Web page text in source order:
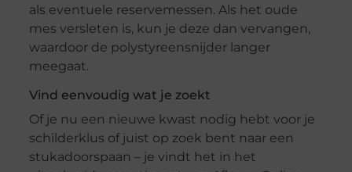
als eventuele reservemessen. Als het oude
mes versleten is, kun je deze dan vervangen,
waardoor de polystyreensnijder langer
meegaat.
Vind eenvoudig wat je zoekt
Of je nu een nieuwe kwast nodig hebt voor je
schilderklus of juist op zoek bent naar een
stukadoorspaan – je vindt het in het